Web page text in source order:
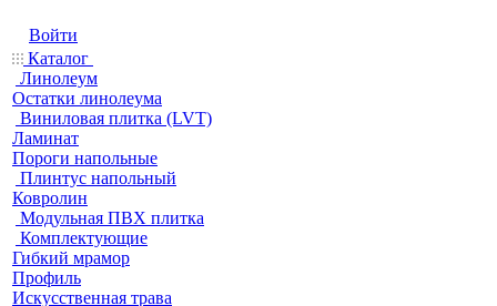
Войти
Каталог
Линолеум
Остатки линолеума
Виниловая плитка (LVT)
Ламинат
Пороги напольные
Плинтус напольный
Ковролин
Модульная ПВХ плитка
Комплектующие
Гибкий мрамор
Профиль
Искусственная трава